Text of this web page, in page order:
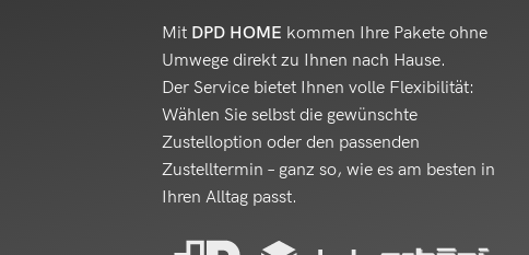
Mit DPD HOME kommen Ihre Pakete ohne
Umwege direkt zu Ihnen nach Hause.
Der Service bietet Ihnen volle Flexibilität:
Wählen Sie selbst die gewünschte
Zustelloption oder den passenden
Zustelltermin – ganz so, wie es am besten in
Ihren Alltag passt.